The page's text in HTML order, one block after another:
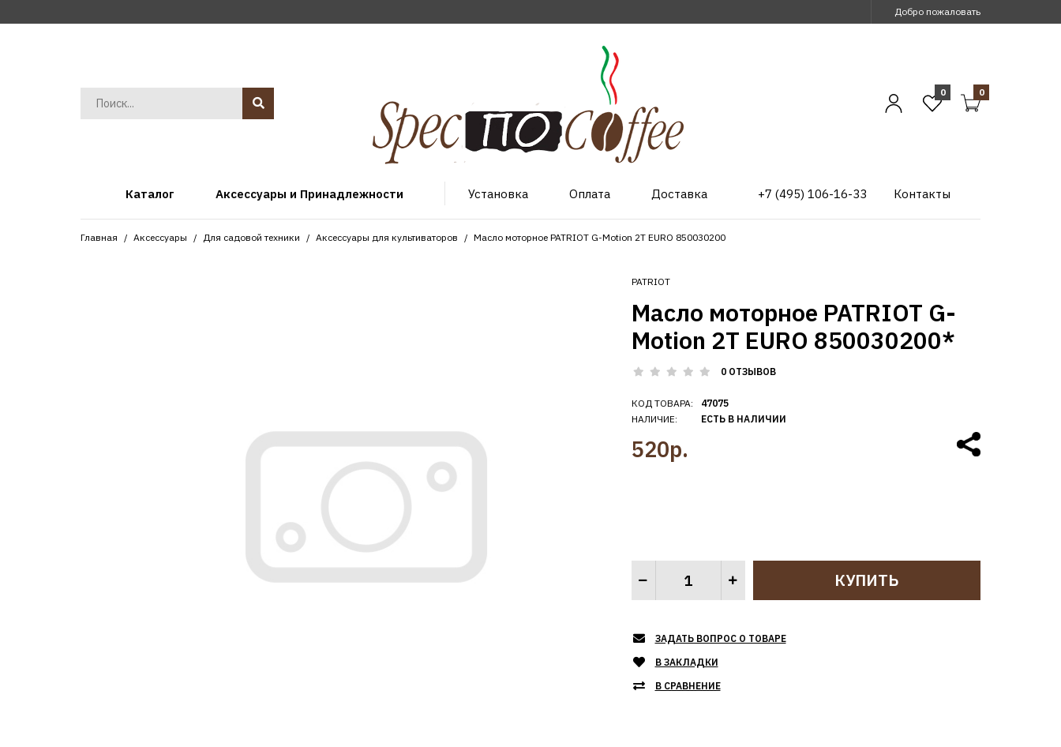
Добро пожаловать
0 0
Каталог Аксессуары и Принадлежности Установка Оплата Доставка +7 (495) 106-16-33 Контакты
Главная Аксессуары Для садовой техники Аксессуары для культиваторов Масло моторное PATRIOT G-Motion 2Т EURO 850030200
PATRIOT
Масло моторное PATRIOT G-
Motion 2Т EURO 850030200*
0 ОТЗЫВОВ
КОД ТОВАРА:
НАЛИЧИЕ:
47075
ЕСТЬ В НАЛИЧИИ
520р.
ЗАДАТЬ ВОПРОС О ТОВАРЕ
В ЗАКЛАДКИ
В СРАВНЕНИЕ